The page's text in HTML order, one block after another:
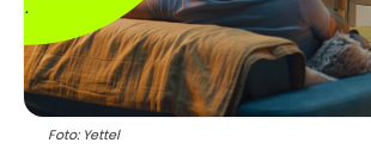
Foto: Yettel